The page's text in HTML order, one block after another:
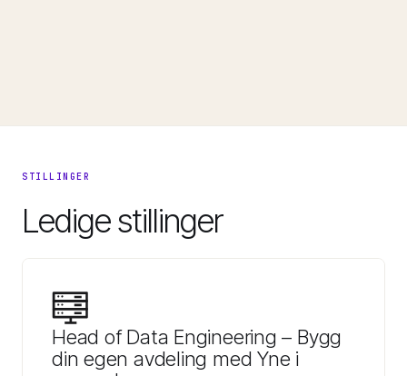
STILLINGER
Ledige stillinger
Head of Data Engineering – Bygg
din egen avdeling med Yne i